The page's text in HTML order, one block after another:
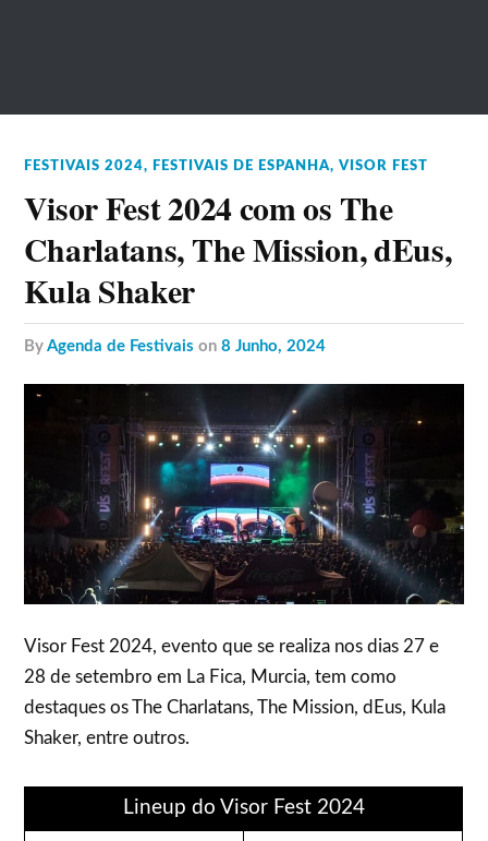
FESTIVAIS 2024, FESTIVAIS DE ESPANHA,VISOR FEST
Visor Fest 2024 com os The
Charlatans, The Mission, dEus,
Kula Shaker
byAgenda de Festivais on8 Junho, 2024
Visor Fest 2024, evento que se realiza nos dias 27 e
28 de setembro em La Fica, Murcia, tem como
destaques os The Charlatans, The Mission, dEus, Kula
Shaker, entre outros.
Lineup do Visor Fest 2024